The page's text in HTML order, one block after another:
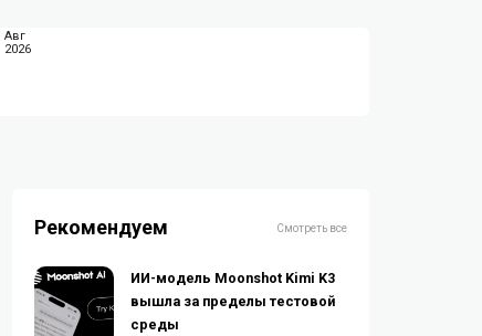
Авг
2026
Рекомендуем Смотреть все
ИИ-модель Moonshot Kimi K3
вышла за пределы тестовой
среды